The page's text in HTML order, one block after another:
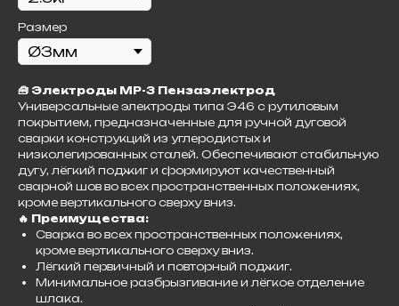
Размер
🧰 Электроды МР-3 Пензаэлектрод
Универсальные электроды типа Э46 с рутиловым
покрытием, предназначенные для ручной дуговой
сварки конструкций из углеродистых и
низколегированных сталей. Обеспечивают стабильную
дугу, лёгкий поджиг и формируют качественный
сварной шов во всех пространственных положениях,
кроме вертикального сверху вниз.​
🔥 Преимущества:
Сварка во всех пространственных положениях,
кроме вертикального сверху вниз.
Лёгкий первичный и повторный поджиг.
Минимальное разбрызгивание и лёгкое отделение
шлака.